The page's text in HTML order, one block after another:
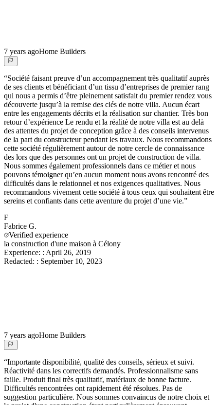
7 years agoHome Builders
“Société faisant preuve d’un accompagnement très qualitatif auprès
de ses clients et bénéficiant d’un tissu d’entreprises de premier rang
qui nous a permis d’être pleinement satisfait du premier rendez vous
découverte jusqu’à la remise des clés de notre villa. Aucun écart
entre les engagements décrits et la réalisation sur chantier. Très bon
retour d’expérience Le rendu et la réalité de notre villa est au delà
des attentes du projet de conception grâce à des conseils intervenus
de la part du constructeur pendant les travaux. Nous recommandons
cette société régulièrement autour de notre cercle de connaissance
des lors que des personnes ont un projet de construction de villa.
Nous sommes également professionnels dans ce métier et nous
pouvons témoigner qu’en aucun moment nous avons rencontré des
difficultés dans le relationnel et nos exigences qualitatives. Nous
recommandons vivement cette société à tous ceux qui souhaitent être
sereins et confiants dans cette aventure du projet d’une vie.”
F
Fabrice G.
Verified experience
la construction d'une maison à Célony
Experience: : April 26, 2019
Redacted: : September 10, 2023
7 years agoHome Builders
“Importante disponibilité, qualité des conseils, sérieux et suivi.
Réactivité dans les correctifs demandés. Professionnalisme sans
faille. Produit final très qualitatif, matériaux de bonne facture.
Difficultés rencontrées ont rapidement été résolues. Pas de
suggestion particulière. Nous sommes convaincus de notre choix et